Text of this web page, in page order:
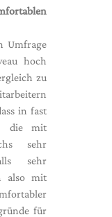
Umfrage
hoch
zu
in fast
die mit
sehr
sehr
also mit
für